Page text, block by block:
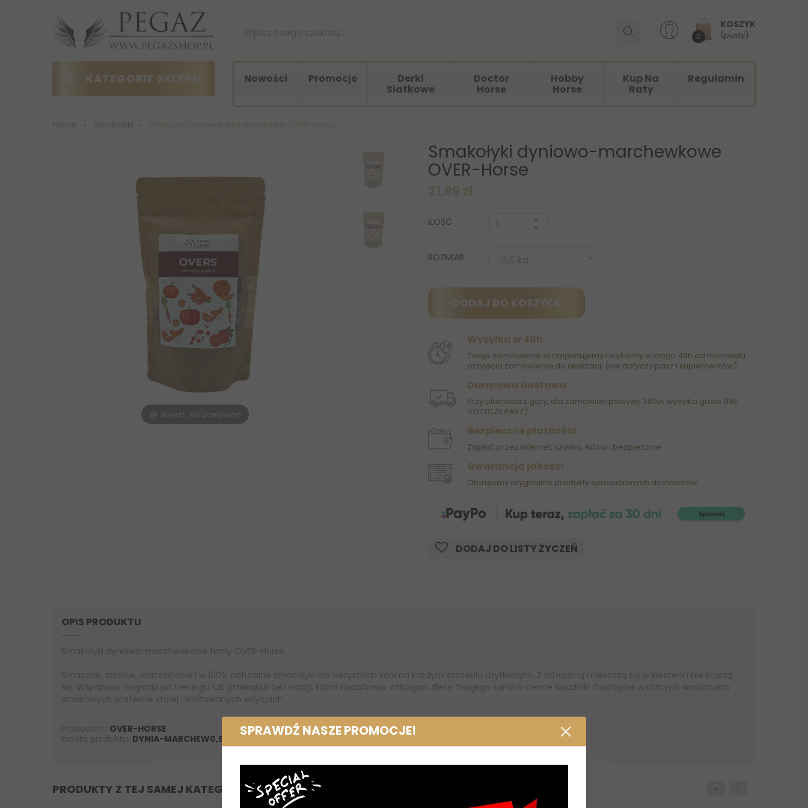
SPRAWDŹ NASZE PROMOCJE!
KOSZYK
0 (pusty)
KATEGORIE SKLEPU Nowości Promocje Derki
Siatkowe
Doctor
Horse
Hobby
Horse
Kup Na
Raty
Regulamin
Najedź, aby powiększyć
Smakołyki dyniowo-marchewkowe
OVER-Horse
ILOŚĆ
ROZMIAR
DODAJ DO KOSZYKA
Wysyłka w 48h
Twoje zamówienie skompletujemy i wyślemy w ciągu 48h od momentu
przyjęcia zamówienia do realizacji (nie dotyczy pasz i suplementów)
Darmowa dostawa
Przy płatności z góry, dla zamówień powyżej 300zł, wysyłka gratis (NIE
DOTYCZY PASZ)
Bezpieczne płatności
Zapłać przez internet, szybko, łatwo i bezpiecznie
Gwarancja jakości
Oferujemy oryginalne produkty sprawdzonych dostawców.
DODAJ DO LISTY ŻYCZEŃ
OPIS PRODUKTU
Smakołyki dyniowo-marchewkowe firmy OVER-Horse.
Smaczne, zdrowe, wartościowe i w 100% naturalne smakołyki dla wszystkich koni na każdym szczeblu użytkowym. Z łatwością mieszczą się w kieszeni i nie kruszą
się. Wspaniała nagroda po treningu lub przekąska bez okazji, która dodatkowo wzbogaci dietę Twojego konia o cenne składniki. Dostępne w różnych wariantach
smakowych w ofercie stałej i limitowanych edycjach.
Producent: OVER-HORSE
Indeks produktu: DYNIA-MARCHEW0,5KG
PRODUKTY Z TEJ SAMEJ KATEGORII ‹ ›